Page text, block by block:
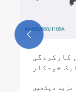
کارکردگی
خودکار
